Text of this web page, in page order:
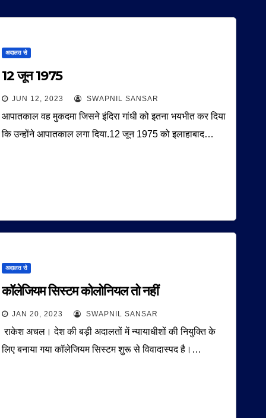
अदालत से
12 जून 1975
JUN 12, 2023 SWAPNIL SANSAR
आपातकाल वह मुकदमा जिसने इंदिरा गांधी को इतना भयभीत कर दिया
कि उन्होंने आपातकाल लगा दिया.12 जून 1975 को इलाहाबाद…
अदालत से
कॉलेजियम सिस्टम कोलोनियल तो नहीं
JAN 20, 2023 SWAPNIL SANSAR
राकेश अचल। देश की बड़ी अदालतों में न्यायाधीशों की नियुक्ति के
लिए बनाया गया कॉलेजियम सिस्टम शुरू से विवादास्पद है।…